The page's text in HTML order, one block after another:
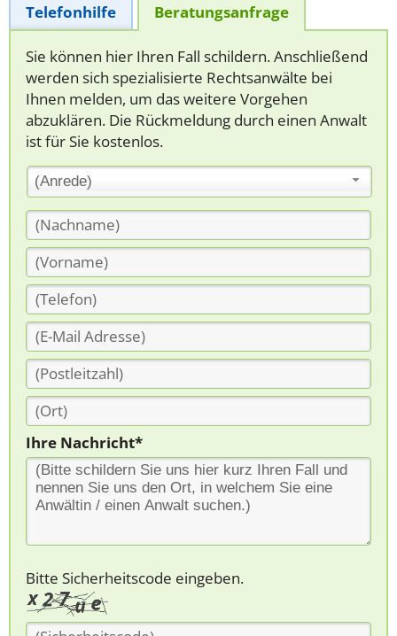
Telefonhilfe Beratungsanfrage
Sie können hier Ihren Fall schildern. Anschließend
werden sich spezialisierte Rechtsanwälte bei
Ihnen melden, um das weitere Vorgehen
abzuklären. Die Rückmeldung durch einen Anwalt
ist für Sie kostenlos.
(Anrede)
Ihre Nachricht*
Bitte Sicherheitscode eingeben.